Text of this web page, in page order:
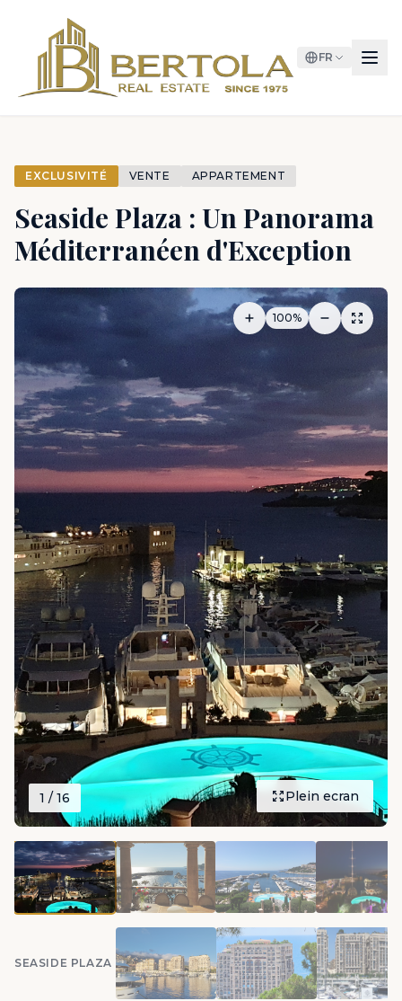
FR
EXCLUSIVITÉ VENTE APPARTEMENT
Seaside Plaza : Un Panorama
Méditerranéen d'Exception
100%
Plein ecran
1 / 16
SEASIDE PLAZA